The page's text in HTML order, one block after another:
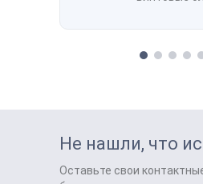
Не нашли, что
Оставьте свои